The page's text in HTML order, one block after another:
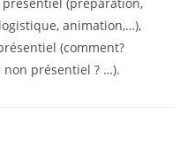
animation,…),
(comment?
non présentiel ? …).